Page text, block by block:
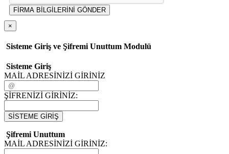
FİRMA BİLGİLERİNİ GÖNDER
×
Sisteme Giriş ve Şifremi Unuttum Modulü
Sisteme Giriş
MAİL ADRESİNİZİ GİRİNİZ
ŞİFRENİZİ GİRİNİZ:
SİSTEME GİRİŞ
Şifremi Unuttum
MAİL ADRESİNİZİ GİRİNİZ: